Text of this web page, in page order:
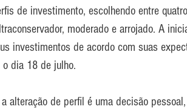
de investimento, escolhendo entre
moderado e arrojado. A
investimentos de acordo com suas
dia 18 de julho.
alteração de perfil é uma decisão